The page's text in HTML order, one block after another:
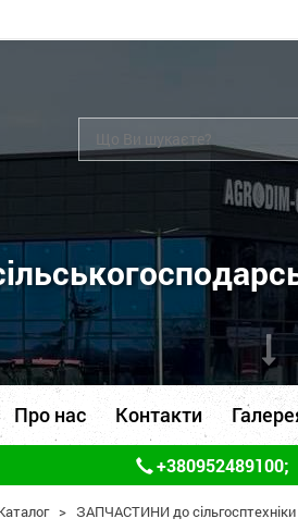
Про нас Контакти
+380952489100;
> ЗАПЧАСТИНИ до сільгосптехніки